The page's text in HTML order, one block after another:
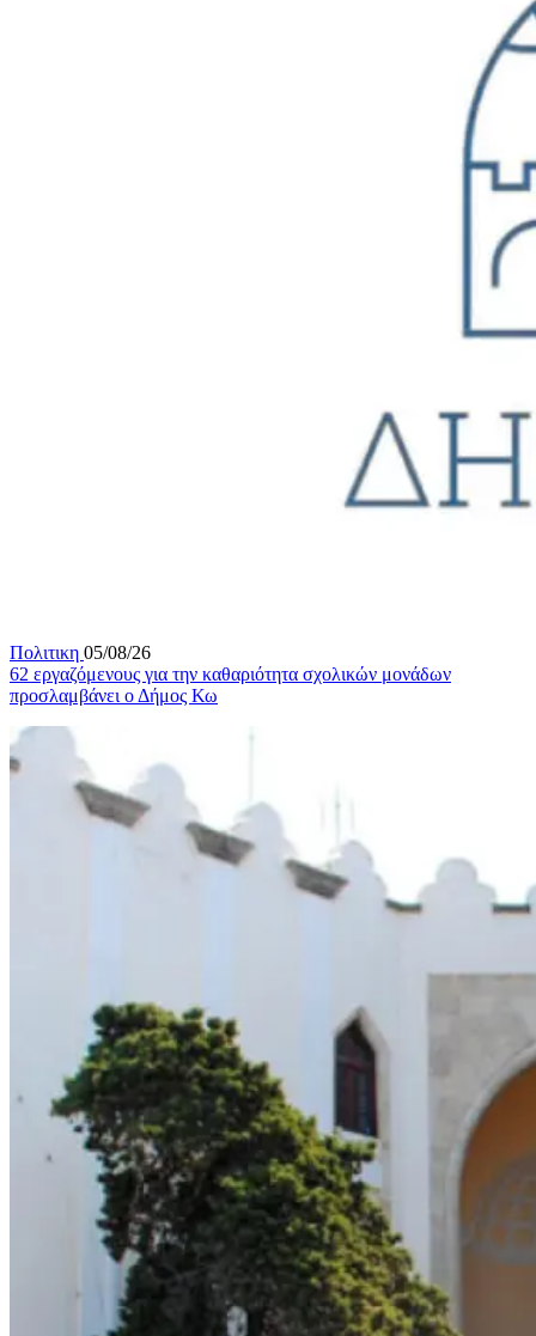
Πολιτικη 05/08/26
62 εργαζόμενους για την καθαριότητα σχολικών μονάδων
προσλαμβάνει ο Δήμος Κω